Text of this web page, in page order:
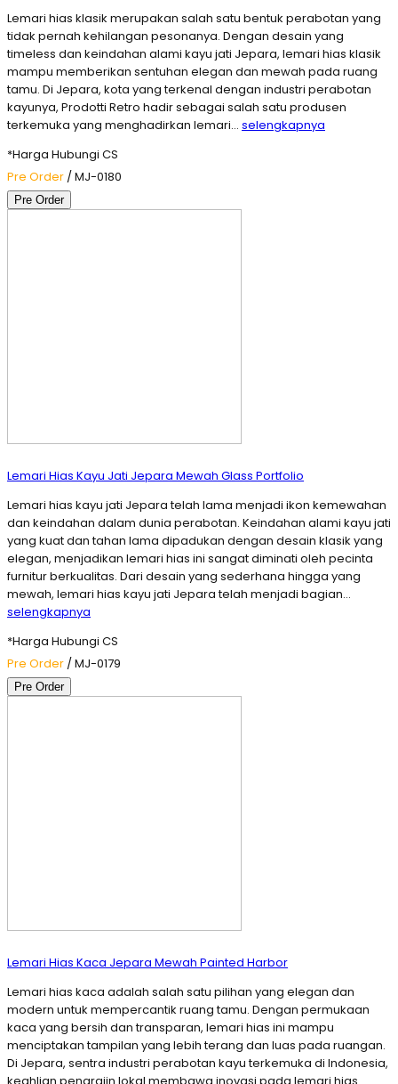
Lemari hias klasik merupakan salah satu bentuk perabotan yang
tidak pernah kehilangan pesonanya. Dengan desain yang
timeless dan keindahan alami kayu jati Jepara, lemari hias klasik
mampu memberikan sentuhan elegan dan mewah pada ruang
tamu. Di Jepara, kota yang terkenal dengan industri perabotan
kayunya, Prodotti Retro hadir sebagai salah satu produsen
terkemuka yang menghadirkan lemari… selengkapnya
*Harga Hubungi CS
Pre Order / MJ-0180
Pre Order
Lemari Hias Kayu Jati Jepara Mewah Glass Portfolio
Lemari hias kayu jati Jepara telah lama menjadi ikon kemewahan
dan keindahan dalam dunia perabotan. Keindahan alami kayu jati
yang kuat dan tahan lama dipadukan dengan desain klasik yang
elegan, menjadikan lemari hias ini sangat diminati oleh pecinta
furnitur berkualitas. Dari desain yang sederhana hingga yang
mewah, lemari hias kayu jati Jepara telah menjadi bagian…
selengkapnya
*Harga Hubungi CS
Pre Order / MJ-0179
Pre Order
Lemari Hias Kaca Jepara Mewah Painted Harbor
Lemari hias kaca adalah salah satu pilihan yang elegan dan
modern untuk mempercantik ruang tamu. Dengan permukaan
kaca yang bersih dan transparan, lemari hias ini mampu
menciptakan tampilan yang lebih terang dan luas pada ruangan.
Di Jepara, sentra industri perabotan kayu terkemuka di Indonesia,